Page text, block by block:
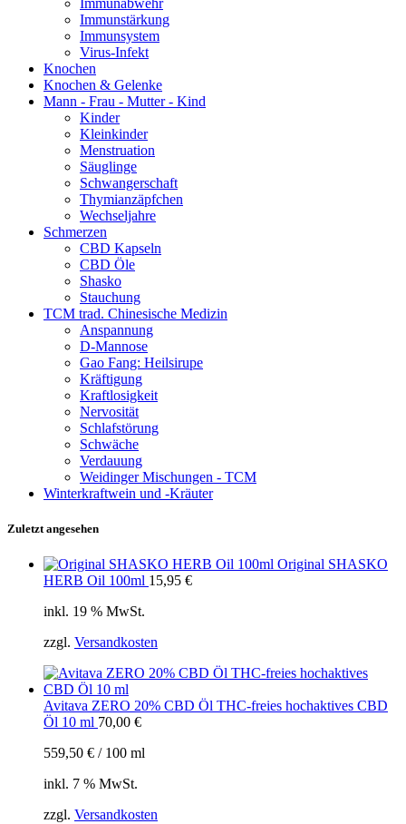
Immunstärkung
Immunsystem
Virus-Infekt
Knochen
Knochen & Gelenke
Mann - Frau - Mutter - Kind
Kinder
Kleinkinder
Menstruation
Säuglinge
Schwangerschaft
Thymianzäpfchen
Wechseljahre
Schmerzen
CBD Kapseln
CBD Öle
Shasko
Stauchung
TCM trad. Chinesische Medizin
Anspannung
D-Mannose
Gao Fang: Heilsirupe
Kräftigung
Kraftlosigkeit
Nervosität
Schlafstörung
Schwäche
Verdauung
Weidinger Mischungen - TCM
Winterkraftwein und -Kräuter
Zuletzt angesehen
Original SHASKO
HERB Oil 100ml 15,95 €
inkl. 19 % MwSt.
zzgl. Versandkosten
Avitava ZERO 20% CBD Öl THC-freies hochaktives CBD
Öl 10 ml 70,00 €
559,50 € / 100 ml
inkl. 7 % MwSt.
zzgl. Versandkosten